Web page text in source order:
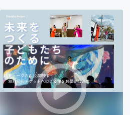
アート・写真
テクノロジー・ガジェット
映像・映画